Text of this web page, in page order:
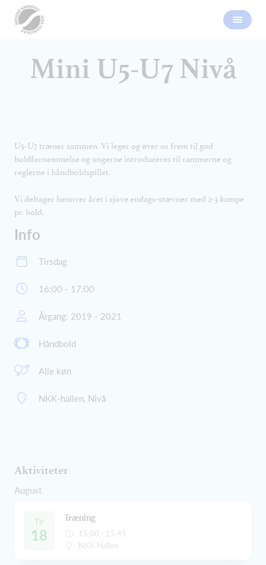
Mini U5-U7 Nivå
U5-U7 træner sammen. Vi leger og øver os frem til god
boldfornemmelse og ungerne introduceres til rammerne og
reglerne i håndboldspillet.
Vi deltager henover året i sjove endags-stævner med 2-3 kampe
pr. hold.
Info
Tirsdag
16:00 - 17:00
Årgang: 2019 - 2021
Håndbold
Alle køn
NKK-hallen, Nivå
Aktiviteter
August
Tir
18
Træning
15:00 - 15:45
NKK Hallen